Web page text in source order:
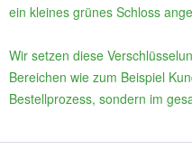
ein kleines grünes Schloss
Wir setzen diese
Bereichen wie zum Beispiel
Bestellprozess, sondern im